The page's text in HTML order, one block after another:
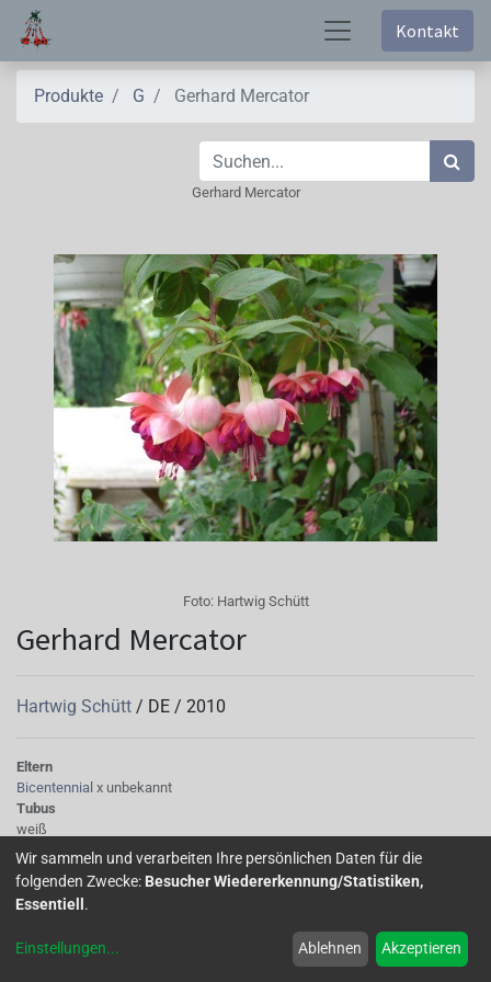
Kontakt
Produkte G Gerhard Mercator
Gerhard Mercator
Foto: Hartwig Schütt
Gerhard Mercator
Hartwig Schütt / DE / 2010
Eltern
Bicentennial x unbekannt
Tubus
weiß
Sepalen
weiß-rosa
Korolle/Petalen
rot-geflammt
gefüllt
Wir sammeln und verarbeiten Ihre persönlichen Daten für die
folgenden Zwecke: Besucher Wiedererkennung/Statistiken,
Essentiell .
Einstellungen... Ablehnen Akzeptieren